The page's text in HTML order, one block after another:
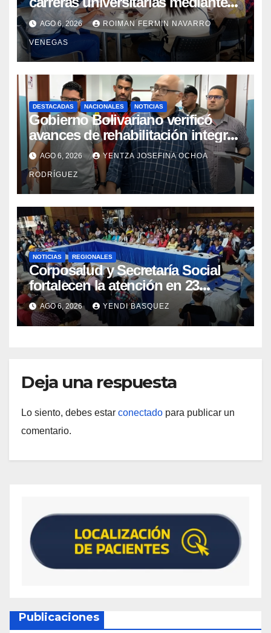
convenio entre MinSalud y la UCV
AGO 6, 2026 ROIMAN FERMIN NAVARRO
VENEGAS
DESTACADAS NACIONALES NOTICIAS
Gobierno Bolivariano verificó
avances de rehabilitación integral
en el Hospital Dr. José María
Vargas
AGO 6, 2026 YENTZA JOSEFINA OCHOA
RODRÍGUEZ
NOTICIAS REGIONALES
Corposalud y Secretaría Social
fortalecen la atención en 23
municipios
AGO 6, 2026 YENDI BASQUEZ
Deja una respuesta
Lo siento, debes estar conectado para publicar un
comentario.
Publicaciones